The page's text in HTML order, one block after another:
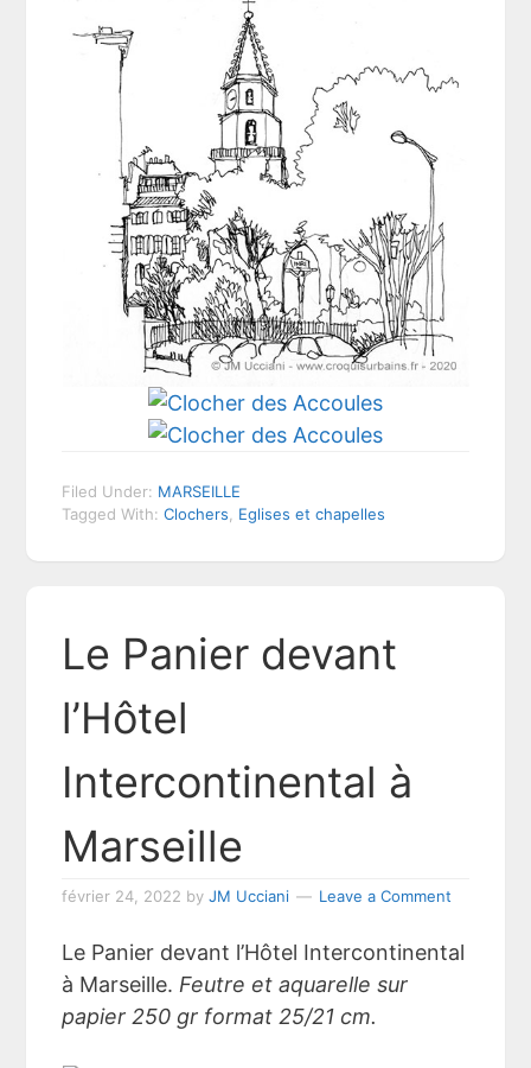
Filed Under: MARSEILLE
Tagged With:Clochers, Eglises et chapelles
Le Panier devant
l’Hôtel
Intercontinental à
Marseille
février 24, 2022 byJM Ucciani Leave a Comment
Le Panier devant l’Hôtel Intercontinental
à Marseille. Feutre et aquarelle sur
papier 250 gr format 25/21 cm.